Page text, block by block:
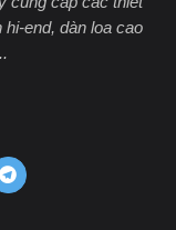
hi-end, dàn loa cao